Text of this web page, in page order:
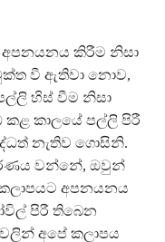
කිරීම නිසා
වී ඇතිවා නොව,
හිස් වීම නිසා
කළ කාලයේ පල්ලි පිරී
නැතිව ගොසිනි.
වන්නේ, ඔවුන්
අපනයනය
පිරී තිබෙන
අපේ කලාපය